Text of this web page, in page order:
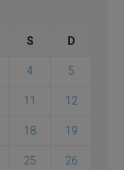
S D
4 5
11 12
18 19
25 26